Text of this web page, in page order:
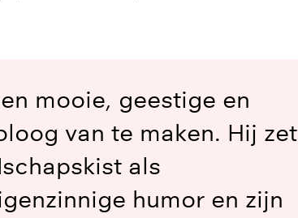
mooie, geestige en
van te maken. Hij zet
als
humor en zijn